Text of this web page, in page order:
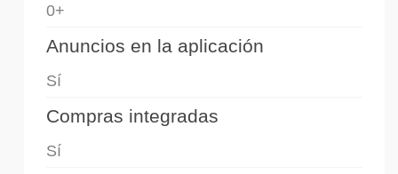
0+
Anuncios en la aplicación
Sí
Compras integradas
Sí